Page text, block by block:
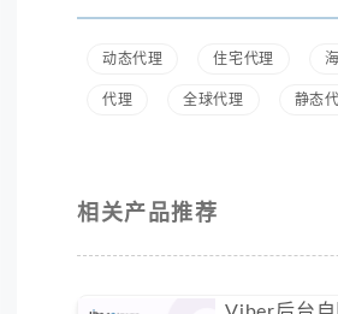
动态代理 住宅代理
代理 全球代理 静态
相关产品推荐